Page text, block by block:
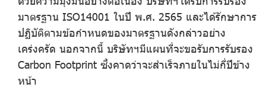
มาตรฐาน ISO14001 ในปี พ.ศ. 2565 และได้รักษาการ
ปฏิบัติตามข้อกำหนดของมาตรฐานดังกล่าวอย่าง
เคร่งครัด นอกจากนี้ บริษัทฯมีแผนที่จะขอรับการรับรอง
Carbon Footprint ซึ่งคาดว่าจะสำเร็จภายในไม่กี่ปีข้าง
หน้า